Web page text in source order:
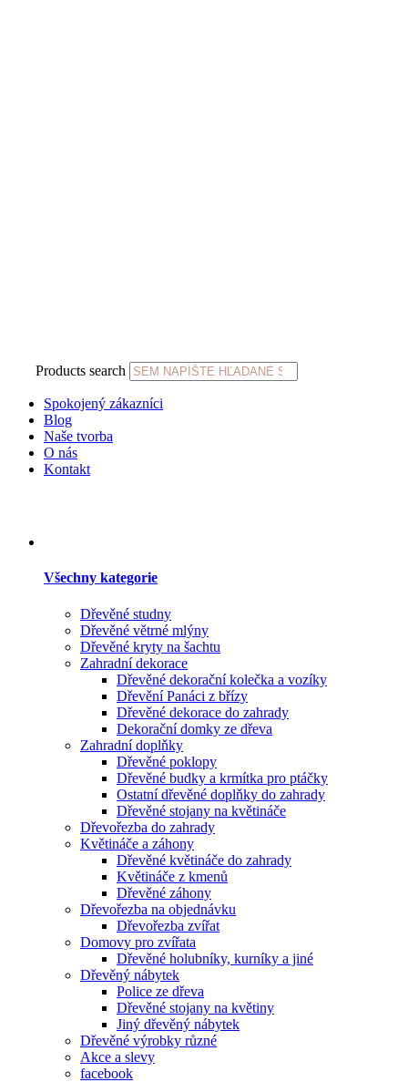
Products search
Spokojený zákazníci
Blog
Naše tvorba
O nás
Kontakt
Všechny kategorie
Dřevěné studny
Dřevěné větrné mlýny
Dřevěné kryty na šachtu
Zahradní dekorace
Dřevěné dekorační kolečka a vozíky
Dřevění Panáci z břízy
Dřevěné dekorace do zahrady
Dekorační domky ze dřeva
Zahradní doplňky
Dřevěné poklopy
Dřevěné budky a krmítka pro ptáčky
Ostatní dřevěné doplňky do zahrady
Dřevěné stojany na květináče
Dřevořezba do zahrady
Květináče a záhony
Dřevěné květináče do zahrady
Květináče z kmenů
Dřevěné záhony
Dřevořezba na objednávku
Dřevořezba zvířat
Domovy pro zvířata
Dřevěné holubníky, kurníky a jiné
Dřevěný nábytek
Police ze dřeva
Dřevěné stojany na květiny
Jiný dřevěný nábytek
Dřevěné výrobky různé
Akce a slevy
facebook